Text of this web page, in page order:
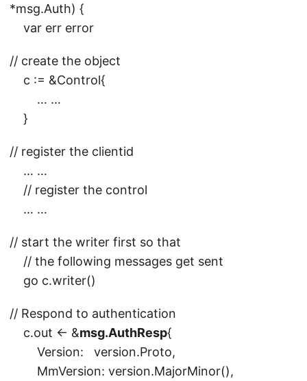
*msg.Auth) {
var err error
// create the object
c := &Control{
… …
}
// register the clientid
… …
// register the control
… …
// start the writer first so that
// the following messages get sent
go c.writer()
// Respond to authentication
c.out <- &msg.AuthResp{
Version: version.Proto,
MmVersion: version.MajorMinor(),